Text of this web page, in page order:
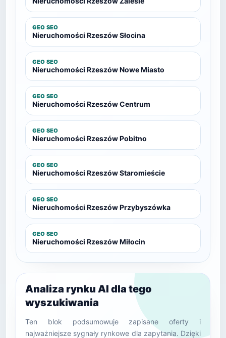
GEO SEO
Nieruchomości Rzeszów Słocina
GEO SEO
Nieruchomości Rzeszów Nowe Miasto
GEO SEO
Nieruchomości Rzeszów Centrum
GEO SEO
Nieruchomości Rzeszów Pobitno
GEO SEO
Nieruchomości Rzeszów Staromieście
GEO SEO
Nieruchomości Rzeszów Przybyszówka
GEO SEO
Nieruchomości Rzeszów Miłocin
Analiza rynku AI dla tego
wyszukiwania
Ten blok podsumowuje zapisane oferty i
najważniejsze sygnały rynkowe dla zapytania. Dzięki